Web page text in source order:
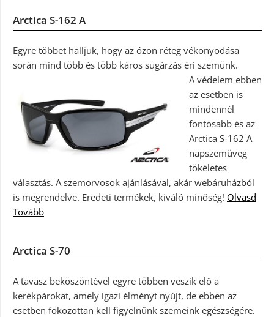
Arctica S-162 A
Egyre többet halljuk, hogy az ózon réteg vékonyodása
során mind több és több káros sugárzás éri szemünk.
A védelem ebben
az esetben is
mindennél
fontosabb és az
Arctica S-162 A
napszemüveg
tökéletes
választás. A szemorvosok ajánlásával, akár webáruházból
is megrendelve. Eredeti termékek, kiváló minőség! Olvasd
Tovább
Arctica S-70
A tavasz beköszöntével egyre többen veszik elő a
kerékpárokat, amely igazi élményt nyújt, de ebben az
esetben fokozottan kell figyelnünk szemeink egészségére.